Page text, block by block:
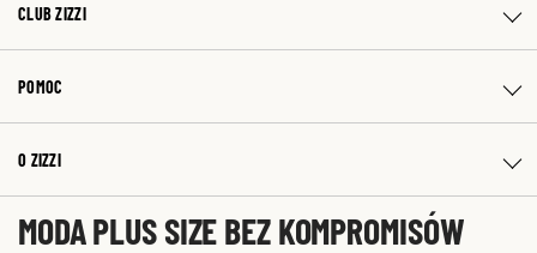
CLUB ZIZZI
POMOC
O ZIZZI
MODA PLUS SIZE BEZ KOMPROMISÓW